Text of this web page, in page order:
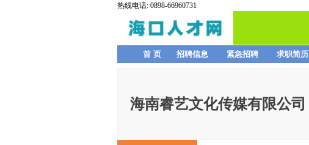
热线电话: 0898-66960731
首 页 招聘信息 紧急招聘 求职简历
海南睿艺文化传媒有限公司